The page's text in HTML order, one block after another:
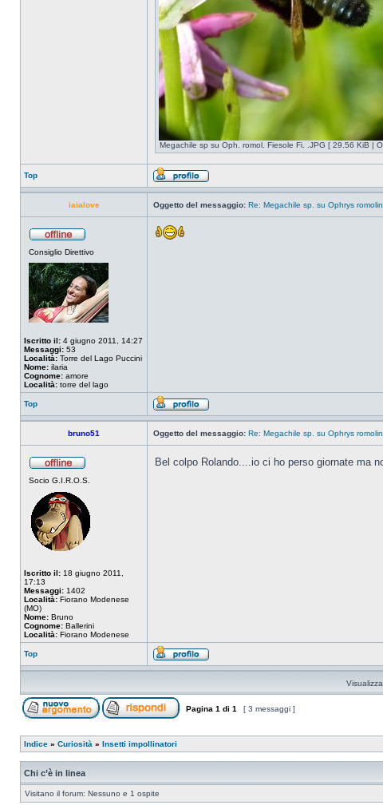
Megachile sp su Oph. romol. Fiesole Fi. .JPG [ 29.56 KiB |
Top
iaialove Oggetto del messaggio: Re: Megachile sp. su Ophrys
Consiglio Direttivo
Iscritto il: 4 giugno 2011, 14:27
Messaggi: 53
Località: Torre del Lago Puccini
Nome: ilaria
Cognome: amore
Località: torre del lago
Top
bruno51 Oggetto del messaggio: Re: Megachile sp. su Ophrys
Socio G.I.R.O.S.
Iscritto il: 18 giugno 2011,
17:13
Messaggi: 1402
Località: Fiorano Modenese
(MO)
Nome: Bruno
Cognome: Ballerini
Località: Fiorano Modenese
Bel colpo Rolando....io ci ho perso giornate ma
Top
Pagina 1 di 1 [ 3 messaggi ]
Indice » Curiosità » Insetti impollinatori
Chi c’è in linea
Visitano il forum: Nessuno e 1 ospite